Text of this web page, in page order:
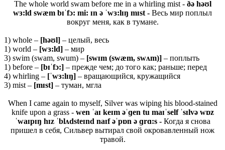
The whole world swam before me in a whirling mist - ðə həʊl
wɜ:ld swæm bɪˈfɔ: mi: ɪn ə ˈwɜ:lɪŋ mɪst - Весь мир поплыл
вокруг меня, как в тумане.
1) whole – [həʊl] – целый, весь
1) world – [wɜ:ld] – мир
3) swim (swam, swum) – [swɪm (swæm, swʌm)] – поплыть
1) before – [bɪˈfɔ:] – прежде чем; до того как; раньше; перед
4) whirling – [ˈwɜ:lɪŋ] – вращающийся, кружащийся
3) mist – [mɪst] – туман, мгла
When I came again to myself, Silver was wiping his blood-stained
knife upon a grass - wen ˈaɪ keɪm əˈɡen tu maɪˈself ˈsɪlvə wɒz
ˈwaɪpɪŋ hɪz ˈblʌdsteɪnd naɪf əˈpɒn ə ɡrɑ:s - Когда я снова
пришел в себя, Сильвер вытирал свой окровавленный нож
травой.